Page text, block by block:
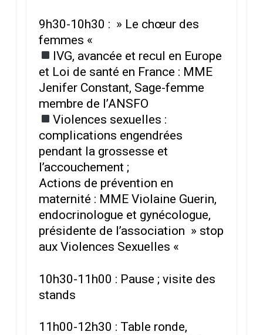
9h30-10h30 : » Le chœur des
femmes «
IVG, avancée et recul en Europe
et Loi de santé en France : MME
Jenifer Constant, Sage-femme
membre de l’ANSFO
Violences sexuelles :
complications engendrées
pendant la grossesse et
l’accouchement ;
Actions de prévention en
maternité : MME Violaine Guerin,
endocrinologue et gynécologue,
présidente de l’association » stop
aux Violences Sexuelles «
10h30-11h00 : Pause ; visite des
stands
11h00-12h30 : Table ronde,